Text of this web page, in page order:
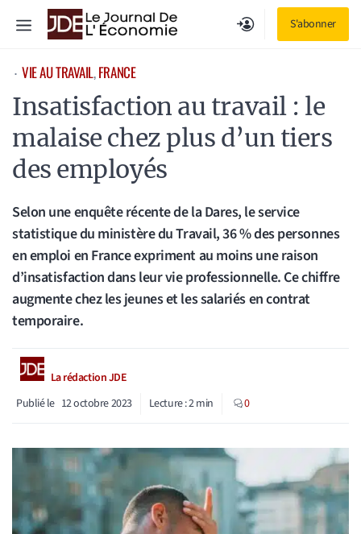
S'abonner
Menu
⋅ VIE AU TRAVAIL, FRANCE
Insatisfaction au travail : le
malaise chez plus d’un tiers
des employés
Selon une enquête récente de la Dares, le service
statistique du ministère du Travail, 36 % des personnes
en emploi en France expriment au moins une raison
d’insatisfaction dans leur vie professionnelle. Ce chiffre
augmente chez les jeunes et les salariés en contrat
temporaire.
La rédaction JDE
Publié le 12 octobre 2023 Lecture :2min 0